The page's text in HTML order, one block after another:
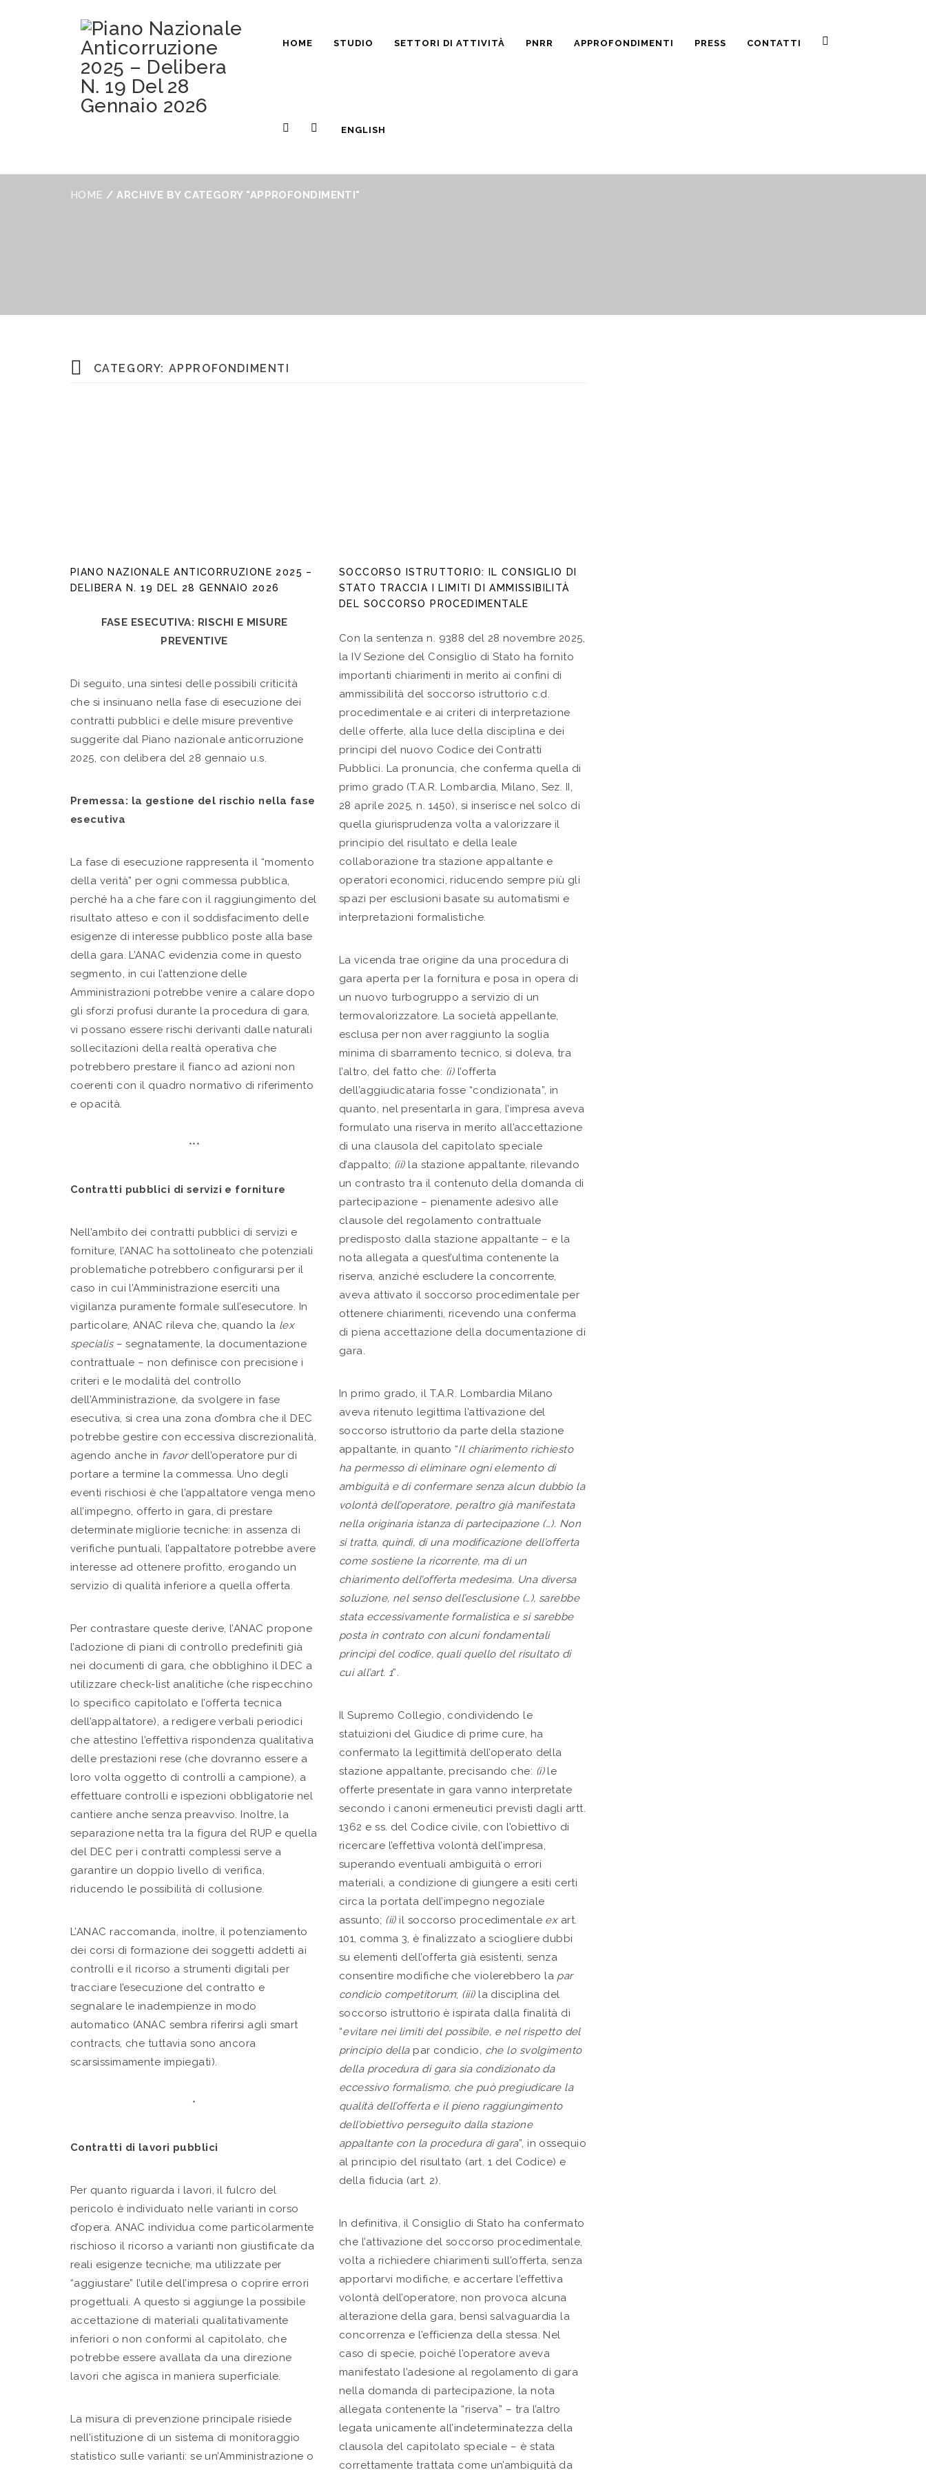
HOME STUDIO SETTORI DI ATTIVITÀ PNRR APPROFONDIMENTI PRESS CONTATTI
ENGLISH
HOME /ARCHIVE BY CATEGORY "APPROFONDIMENTI"
CATEGORY: APPROFONDIMENTI
PIANO NAZIONALE ANTICORRUZIONE 2025 –
DELIBERA N. 19 DEL 28 GENNAIO 2026
FASE ESECUTIVA: RISCHI E MISURE
PREVENTIVE
Di seguito, una sintesi delle possibili criticità
che si insinuano nella fase di esecuzione dei
contratti pubblici e delle misure preventive
suggerite dal Piano nazionale anticorruzione
2025, con delibera del 28 gennaio u.s.
Premessa: la gestione del rischio nella fase
esecutiva
La fase di esecuzione rappresenta il “momento
della verità” per ogni commessa pubblica,
perché ha a che fare con il raggiungimento del
risultato atteso e con il soddisfacimento delle
esigenze di interesse pubblico poste alla base
della gara. L’ANAC evidenzia come in questo
segmento, in cui l’attenzione delle
Amministrazioni potrebbe venire a calare dopo
gli sforzi profusi durante la procedura di gara,
vi possano essere rischi derivanti dalle naturali
sollecitazioni della realtà operativa che
potrebbero prestare il fianco ad azioni non
coerenti con il quadro normativo di riferimento
e opacità.
***
Contratti pubblici di servizi e forniture
Nell’ambito dei contratti pubblici di servizi e
forniture, l’ANAC ha sottolineato che potenziali
problematiche potrebbero configurarsi per il
caso in cui l’Amministrazione eserciti una
vigilanza puramente formale sull’esecutore. In
particolare, ANAC rileva che, quando la lex
specialis– segnatamente, la documentazione
contrattuale – non definisce con precisione i
criteri e le modalità del controllo
dell’Amministrazione, da svolgere in fase
esecutiva, si crea una zona d’ombra che il DEC
potrebbe gestire con eccessiva discrezionalità,
agendo anche in favordell’operatore pur di
portare a termine la commessa. Uno degli
eventi rischiosi è che l’appaltatore venga meno
all’impegno, offerto in gara, di prestare
determinate migliorie tecniche: in assenza di
verifiche puntuali, l’appaltatore potrebbe avere
interesse ad ottenere profitto, erogando un
servizio di qualità inferiore a quella offerta.
Per contrastare queste derive, l’ANAC propone
l’adozione di piani di controllo predefiniti già
nei documenti di gara, che obblighino il DEC a
utilizzare check-list analitiche (che rispecchino
lo specifico capitolato e l’offerta tecnica
dell’appaltatore), a redigere verbali periodici
che attestino l’effettiva rispondenza qualitativa
delle prestazioni rese (che dovranno essere a
loro volta oggetto di controlli a campione), a
effettuare controlli e ispezioni obbligatorie nel
cantiere anche senza preavviso. Inoltre, la
separazione netta tra la figura del RUP e quella
del DEC per i contratti complessi serve a
garantire un doppio livello di verifica,
riducendo le possibilità di collusione.
L’ANAC raccomanda, inoltre, il potenziamento
dei corsi di formazione dei soggetti addetti ai
controlli e il ricorso a strumenti digitali per
tracciare l’esecuzione del contratto e
segnalare le inadempienze in modo
automatico (ANAC sembra riferirsi agli smart
contracts, che tuttavia sono ancora
scarsissimamente impiegati).
*
Contratti di lavori pubblici
Per quanto riguarda i lavori, il fulcro del
pericolo è individuato nelle varianti in corso
d’opera. ANAC individua come particolarmente
rischioso il ricorso a varianti non giustificate da
reali esigenze tecniche, ma utilizzate per
“aggiustare” l’utile dell’impresa o coprire errori
progettuali. A questo si aggiunge la possibile
accettazione di materiali qualitativamente
inferiori o non conformi al capitolato, che
potrebbe essere avallata da una direzione
lavori che agisca in maniera superficiale.
La misura di prevenzione principale risiede
nell’istituzione di un sistema di monitoraggio
statistico sulle varianti: se un’Amministrazione o
SOCCORSO ISTRUTTORIO: IL CONSIGLIO DI
STATO TRACCIA I LIMITI DI AMMISSIBILITÀ
DEL SOCCORSO PROCEDIMENTALE
Con la sentenza n. 9388 del 28 novembre 2025,
la IV Sezione del Consiglio di Stato ha fornito
importanti chiarimenti in merito ai confini di
ammissibilità del soccorso istruttorio c.d.
procedimentale e ai criteri di interpretazione
delle offerte, alla luce della disciplina e dei
principi del nuovo Codice dei Contratti
Pubblici. La pronuncia, che conferma quella di
primo grado (T.A.R. Lombardia, Milano, Sez. II,
28 aprile 2025, n. 1450), si inserisce nel solco di
quella giurisprudenza volta a valorizzare il
principio del risultato e della leale
collaborazione tra stazione appaltante e
operatori economici, riducendo sempre più gli
spazi per esclusioni basate su automatismi e
interpretazioni formalistiche.
La vicenda trae origine da una procedura di
gara aperta per la fornitura e posa in opera di
un nuovo turbogruppo a servizio di un
termovalorizzatore. La società appellante,
esclusa per non aver raggiunto la soglia
minima di sbarramento tecnico, si doleva, tra
l’altro, del fatto che: (i)l’offerta
dell’aggiudicataria fosse “condizionata”, in
quanto, nel presentarla in gara, l’impresa aveva
formulato una riserva in merito all’accettazione
di una clausola del capitolato speciale
d’appalto; (ii)la stazione appaltante, rilevando
un contrasto tra il contenuto della domanda di
partecipazione – pienamente adesivo alle
clausole del regolamento contrattuale
predisposto dalla stazione appaltante – e la
nota allegata a quest’ultima contenente la
riserva, anziché escludere la concorrente,
aveva attivato il soccorso procedimentale per
ottenere chiarimenti, ricevendo una conferma
di piena accettazione della documentazione di
gara.
In primo grado, il T.A.R. Lombardia Milano
aveva ritenuto legittima l’attivazione del
soccorso istruttorio da parte della stazione
appaltante, in quanto “Il chiarimento richiesto
ha permesso di eliminare ogni elemento di
ambiguità e di confermare senza alcun dubbio la
volontà dell’operatore, peraltro già manifestata
nella originaria istanza di partecipazione (…). Non
si tratta, quindi, di una modificazione dell’offerta
come sostiene la ricorrente, ma di un
chiarimento dell’offerta medesima. Una diversa
soluzione, nel senso dell’esclusione (…), sarebbe
stata eccessivamente formalistica e si sarebbe
posta in contrato con alcuni fondamentali
principi del codice, quali quello del risultato di
cui all’art. 1”.
Il Supremo Collegio, condividendo le
statuizioni del Giudice di prime cure, ha
confermato la legittimità dell’operato della
stazione appaltante, precisando che: (i)le
offerte presentate in gara vanno interpretate
secondo i canoni ermeneutici previsti dagli artt.
1362 e ss. del Codice civile, con l’obiettivo di
ricercare l’effettiva volontà dell’impresa,
superando eventuali ambiguità o errori
materiali, a condizione di giungere a esiti certi
circa la portata dell’impegno negoziale
assunto; (ii)il soccorso procedimentale exart.
101, comma 3, è finalizzato a sciogliere dubbi
su elementi dell’offerta già esistenti, senza
consentire modifiche che violerebbero la par
condicio competitorum; (iii)la disciplina del
soccorso istruttorio è ispirata dalla finalità di
“evitare nei limiti del possibile, e nel rispetto del
principio della par condicio, che lo svolgimento
della procedura di gara sia condizionato da
eccessivo formalismo, che può pregiudicare la
qualità dell’offerta e il pieno raggiungimento
dell’obiettivo perseguito dalla stazione
appaltante con la procedura di gara”, in ossequio
al principio del risultato (art. 1 del Codice) e
della fiducia (art. 2).
In definitiva, il Consiglio di Stato ha confermato
che l’attivazione del soccorso procedimentale,
volta a richiedere chiarimenti sull’offerta, senza
apportarvi modifiche, e accertare l’effettiva
volontà dell’operatore, non provoca alcuna
alterazione della gara, bensì salvaguardia la
concorrenza e l’efficienza della stessa. Nel
caso di specie, poiché l’operatore aveva
manifestato l’adesione al regolamento di gara
nella domanda di partecipazione, la nota
allegata contenente la “riserva” – tra l’altro
legata unicamente all’indeterminatezza della
clausola del capitolato speciale – è stata
correttamente trattata come un’ambiguità da